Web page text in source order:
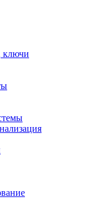
ключи